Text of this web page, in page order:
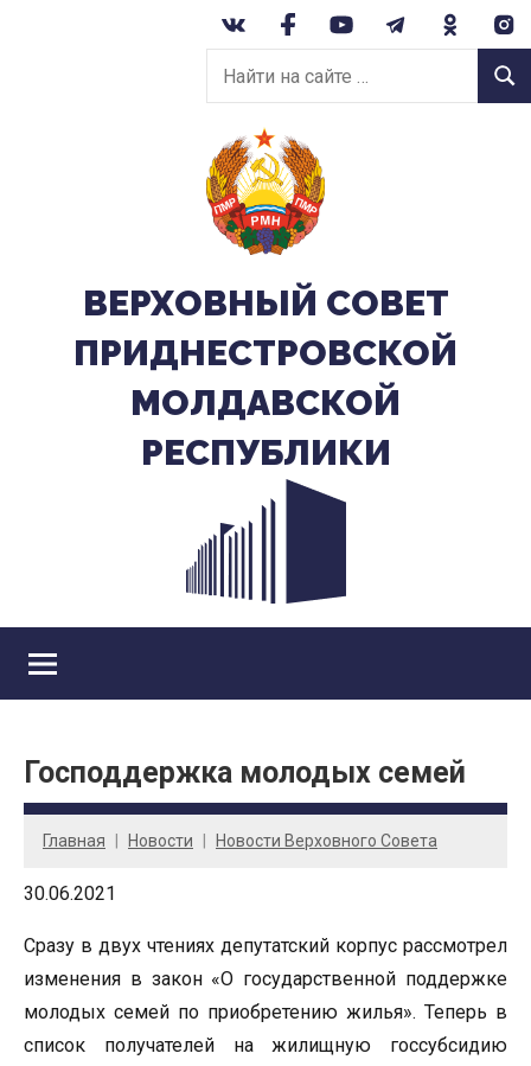
Найти
на
сайте:
ВЕРХОВНЫЙ CОВЕТ
ПРИДНЕСТРОВСКОЙ
МОЛДАВСКОЙ
РЕСПУБЛИКИ
Господдержка молодых семей
Главная Новости Новости Верховного Совета
30.06.2021
Сразу в двух чтениях депутатский корпус рассмотрел
изменения в закон «О государственной поддержке
молодых семей по приобретению жилья». Теперь в
список получателей на жилищную госсубсидию